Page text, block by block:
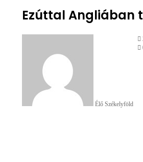
Ezúttal Angliában
Élő Székelyföld
an